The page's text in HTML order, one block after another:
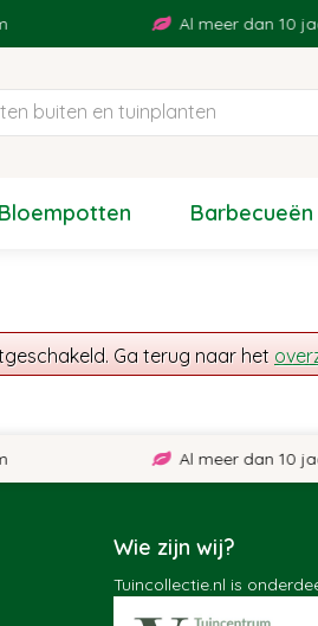
Al meer dan 10
Bloempotten Barbecueën
Ga terug naar het
Al meer dan 10
Wie zijn wij?
Tuincollectie.nl is